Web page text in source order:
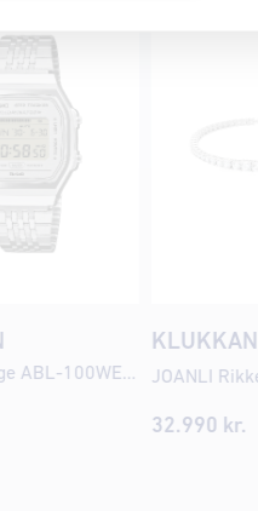
CASIO Vintage ABL-100WE-7AEF Snjallúr
KLUKKAN
32.990 kr.